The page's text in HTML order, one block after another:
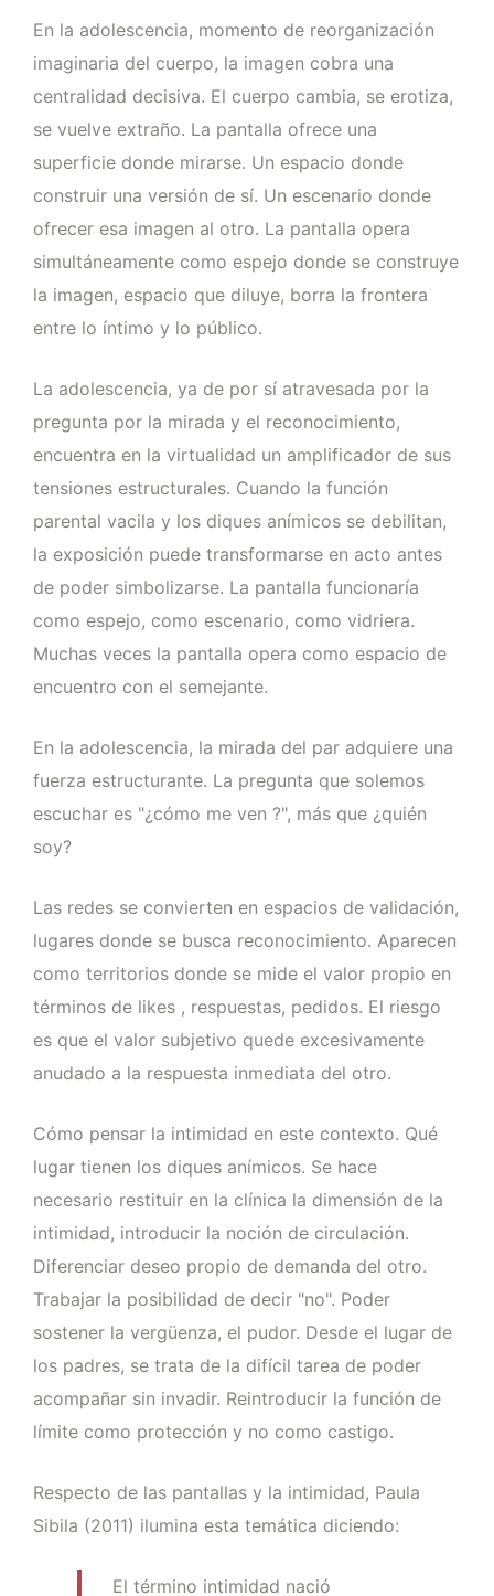
En la adolescencia, momento de reorganización
imaginaria del cuerpo, la imagen cobra una
centralidad decisiva. El cuerpo cambia, se erotiza,
se vuelve extraño. La pantalla ofrece una
superficie donde mirarse. Un espacio donde
construir una versión de sí. Un escenario donde
ofrecer esa imagen al otro. La pantalla opera
simultáneamente como espejo donde se construye
la imagen, espacio que diluye, borra la frontera
entre lo íntimo y lo público.
La adolescencia, ya de por sí atravesada por la
pregunta por la mirada y el reconocimiento,
encuentra en la virtualidad un amplificador de sus
tensiones estructurales. Cuando la función
parental vacila y los diques anímicos se debilitan,
la exposición puede transformarse en acto antes
de poder simbolizarse. La pantalla funcionaría
como espejo, como escenario, como vidriera.
Muchas veces la pantalla opera como espacio de
encuentro con el semejante.
En la adolescencia, la mirada del par adquiere una
fuerza estructurante. La pregunta que solemos
escuchar es "¿cómo me ven ?", más que ¿quién
soy?
Las redes se convierten en espacios de validación,
lugares donde se busca reconocimiento. Aparecen
como territorios donde se mide el valor propio en
términos de likes , respuestas, pedidos. El riesgo
es que el valor subjetivo quede excesivamente
anudado a la respuesta inmediata del otro.
Cómo pensar la intimidad en este contexto. Qué
lugar tienen los diques anímicos. Se hace
necesario restituir en la clínica la dimensión de la
intimidad, introducir la noción de circulación.
Diferenciar deseo propio de demanda del otro.
Trabajar la posibilidad de decir "no". Poder
sostener la vergüenza, el pudor. Desde el lugar de
los padres, se trata de la difícil tarea de poder
acompañar sin invadir. Reintroducir la función de
límite como protección y no como castigo.
Respecto de las pantallas y la intimidad, Paula
Sibila (2011) ilumina esta temática diciendo:
El término intimidad nació